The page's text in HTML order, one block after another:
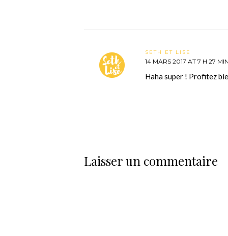
SETH ET LISE
14 MARS 2017 AT 7 H 27
Haha super ! Profitez
Laisser un commentaire